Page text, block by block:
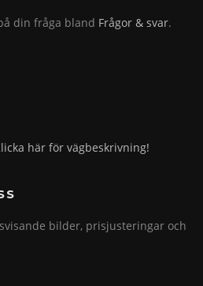
din fråga bland Frågor & svar.
här för vägbeskrivning!
bilder, prisjusteringar och